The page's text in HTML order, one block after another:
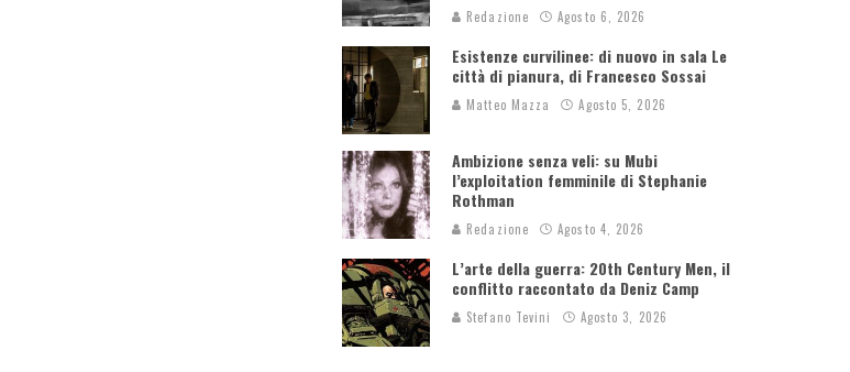
Redazione Agosto 6, 2026
Esistenze curvilinee: di nuovo in sala Le
città di pianura, di Francesco Sossai
Matteo Mazza Agosto 5, 2026
Ambizione senza veli: su Mubi
l’exploitation femminile di Stephanie
Rothman
Redazione Agosto 4, 2026
L’arte della guerra: 20th Century Men, il
conflitto raccontato da Deniz Camp
Stefano Tevini Agosto 3, 2026